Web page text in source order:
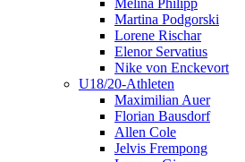
Melina Philipp
Martina Podgorski
Lorene Rischar
Elenor Servatius
Nike von Enckevort
U18/20-Athleten
Maximilian Auer
Florian Bausdorf
Allen Cole
Jelvis Frempong